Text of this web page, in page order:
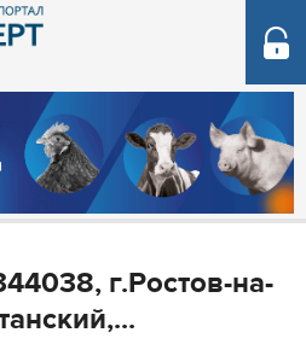
г.Ростов-на-